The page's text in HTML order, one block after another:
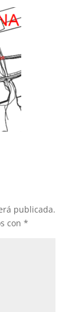
publicada.
con *